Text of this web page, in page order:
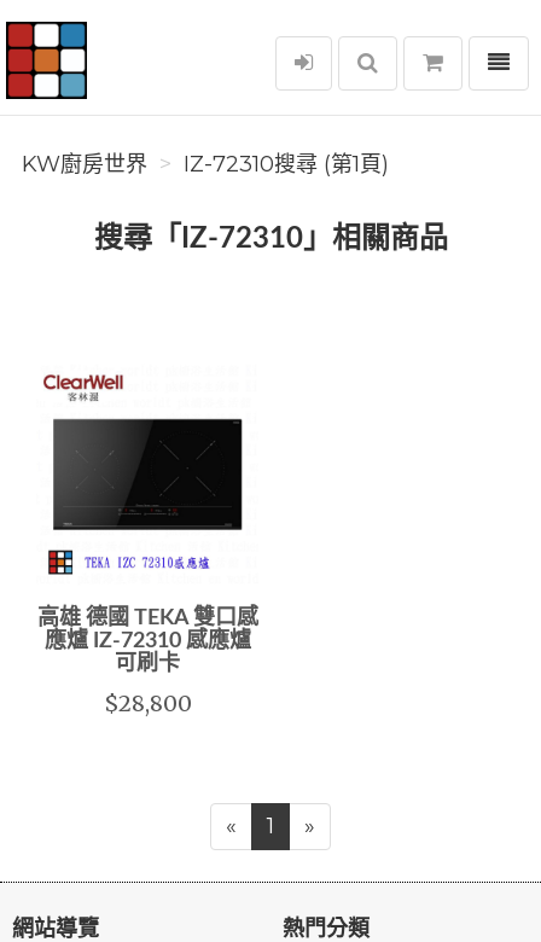
KW廚房世界
選單
KW廚房世界 IZ-72310搜尋 (第1頁)
搜尋「IZ-72310」相關商品
高雄 德國 TEKA 雙口感
應爐 IZ-72310 感應爐
可刷卡
$28,800
« 1 »
網站導覽 熱門分類